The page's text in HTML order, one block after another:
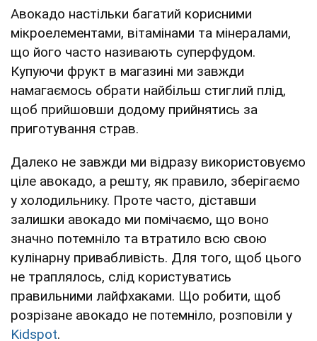
Авокадо настільки багатий корисними
мікроелементами, вітамінами та мінералами,
що його часто називають суперфудом.
Купуючи фрукт в магазині ми завжди
намагаємось обрати найбільш стиглий плід,
щоб прийшовши додому прийнятись за
приготування страв.
Далеко не завжди ми відразу використовуємо
ціле авокадо, а решту, як правило, зберігаємо
у холодильнику. Проте часто, діставши
залишки авокадо ми помічаємо, що воно
значно потемніло та втратило всю свою
кулінарну привабливість. Для того, щоб цього
не траплялось, слід користуватись
правильними лайфхаками. Що робити, щоб
розрізане авокадо не потемніло, розповіли у
Kidspot.